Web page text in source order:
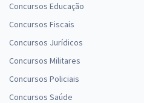
Concursos Educação
Concursos Fiscais
Concursos Jurídicos
Concursos Militares
Concursos Policiais
Concursos Saúde